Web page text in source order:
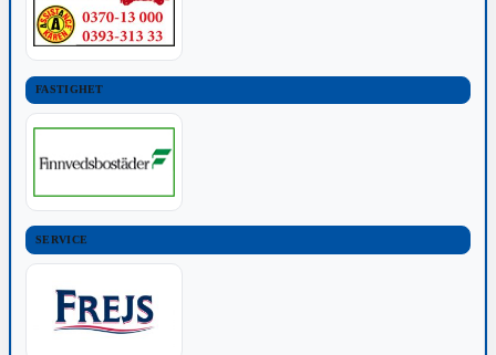
FASTIGHET
SERVICE